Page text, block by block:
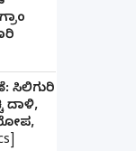
ಸಿಲಿಗುರಿ
ದಾಳಿ,